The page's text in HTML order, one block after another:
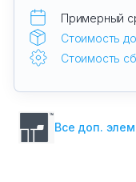
Примерный
Стоимость
Стоимость
Все доп.